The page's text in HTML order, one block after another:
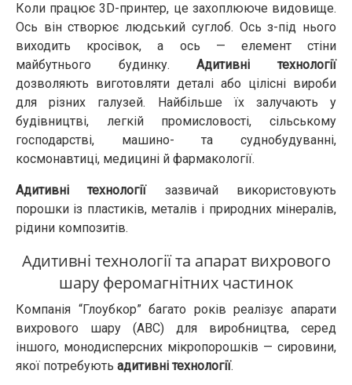
Коли працює 3D-принтер, це захоплююче видовище.
Ось він створює людський суглоб. Ось з-під нього
виходить кросівок, а ось — елемент стіни
майбутнього будинку.Адитивні технології
дозволяють виготовляти деталі або цілісні вироби
для різних галузей. Найбільше їх залучають у
будівництві, легкій промисловості, сільському
господарстві, машино- та суднобудуванні,
космонавтиці, медицині й фармакології.
Адитивні технологіїзазвичай використовують
порошки із пластиків, металів і природних мінералів,
рідини композитів.
Адитивні технології та апарат вихрового
шару феромагнітних частинок
Компанія “Глоубкор” багато років реалізує апарати
вихрового шару (АВС) для виробництва, серед
іншого, монодисперсних мікропорошків — сировини,
якої потребують адитивні технології.